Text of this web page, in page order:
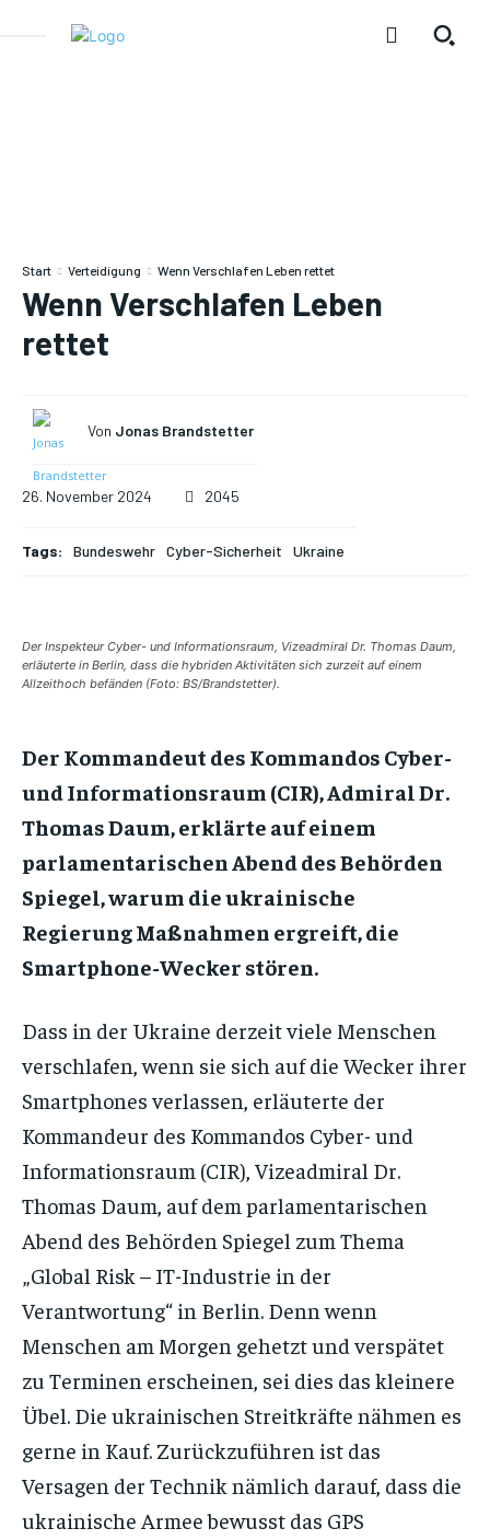
Start Verteidigung Wenn Verschlafen Leben rettet
Wenn Verschlafen Leben
rettet
Von Jonas Brandstetter
26. November 2024 2045
Tags: Bundeswehr Cyber-Sicherheit Ukraine
Der Inspekteur Cyber- und Informationsraum, Vizeadmiral Dr. Thomas Daum,
erläuterte in Berlin, dass die hybriden Aktivitäten sich zurzeit auf einem
Allzeithoch befänden (Foto: BS/Brandstetter).
Der Kommandeut des Kommandos Cyber-
und Informationsraum (CIR), Admiral Dr.
Thomas Daum, erklärte auf einem
parlamentarischen Abend des Behörden
Spiegel, warum die ukrainische
Regierung Maßnahmen ergreift, die
Smartphone-Wecker stören.
Dass in der Ukraine derzeit viele Menschen
verschlafen, wenn sie sich auf die Wecker ihrer
Smartphones verlassen, erläuterte der
Kommandeur des Kommandos Cyber- und
Informationsraum (CIR), Vizeadmiral Dr.
Thomas Daum, auf dem parlamentarischen
Abend des Behörden Spiegel zum Thema
„Global Risk – IT-Industrie in der
Verantwortung“ in Berlin. Denn wenn
Menschen am Morgen gehetzt und verspätet
zu Terminen erscheinen, sei dies das kleinere
Übel. Die ukrainischen Streitkräfte nähmen es
gerne in Kauf. Zurückzuführen ist das
Versagen der Technik nämlich darauf, dass die
ukrainische Armee bewusst das GPS